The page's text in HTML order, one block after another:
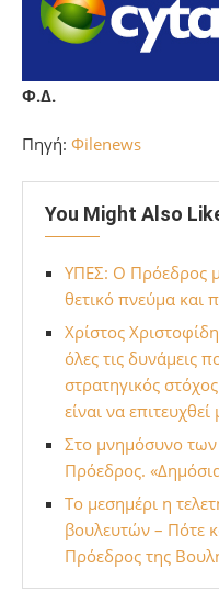
Φ.Δ.
Πηγή: Φilenews
You Might Also
ΥΠΕΣ: Ο Πρόεδρος
θετικό πνεύμα και
Χρίστος
όλες τις δυνάμεις
στρατηγικός
είναι να
Στο μνημόσυνο
Πρόεδρος.
Το μεσημέρι η
βουλευτών – Πότε
Πρόεδρος της